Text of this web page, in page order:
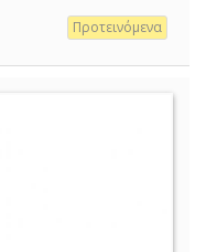
Προτεινόμενα